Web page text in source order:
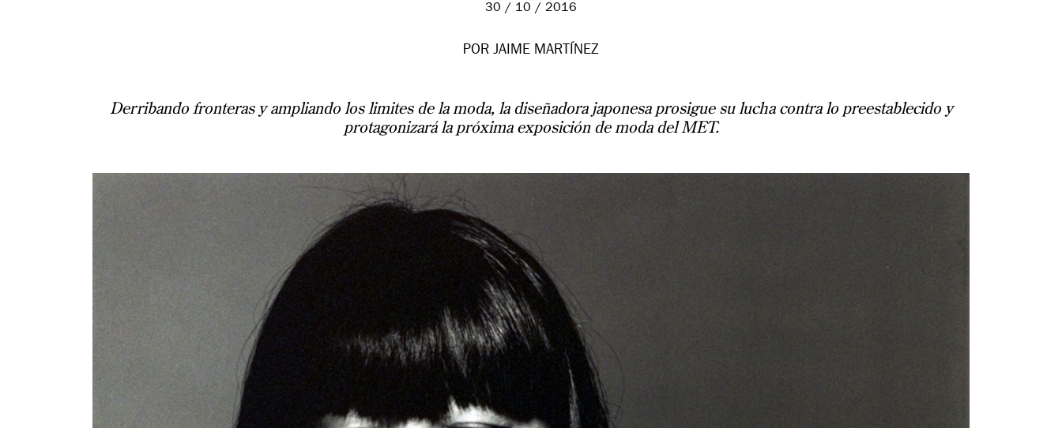
30 / 10 / 2016
POR JAIME MARTÍNEZ
Derribando fronteras y ampliando los limites de la moda, la diseñadora japonesa prosigue su lucha contra lo preestablecido y
protagonizará la próxima exposición de moda del MET.